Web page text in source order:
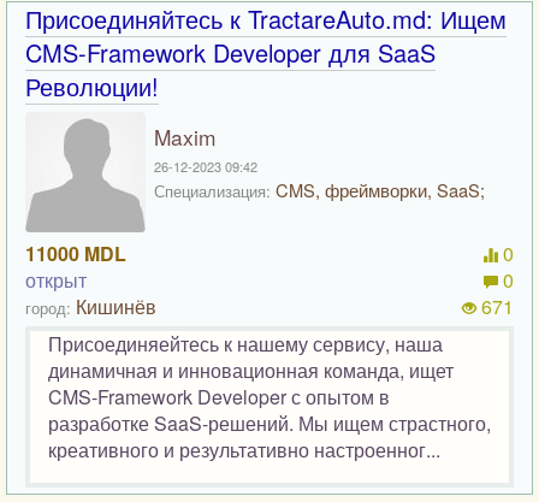
Присоединяйтесь к TractareAuto.md: Ищем
CMS-Framework Developer для SaaS
Революции!
Maxim
26-12-2023 09:42
Специализация: CMS, фреймворки, SaaS;
11000 MDL
открыт
город: Кишинёв
0
0
671
Присоединяейтесь к нашему сервису, наша
динамичная и инновационная команда, ищет
CMS-Framework Developer с опытом в
разработке SaaS-решений. Мы ищем страстного,
креативного и результативно настроенног...